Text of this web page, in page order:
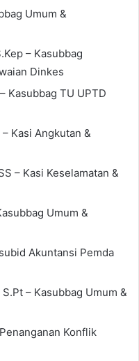
Umum &
– Kasubbag
Dinkes
Kasubbag TU UPTD
Kasi Angkutan &
– Kasi Keselamatan &
Umum &
Akuntansi Pemda
– Kasubbag Umum &
Konflik